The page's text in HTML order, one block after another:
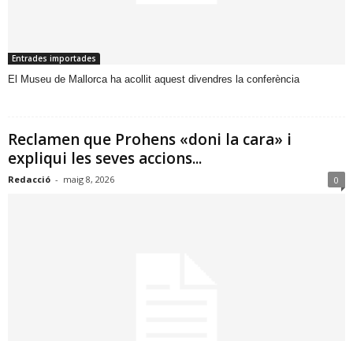
Entrades importades
​El Museu de Mallorca ha acollit aquest divendres la conferència
Reclamen que Prohens «doni la cara» i
expliqui les seves accions...
Redacció - maig 8, 2026 0